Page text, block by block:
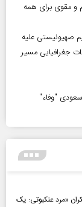
سریع، سالم و مقوی برای همه
صهیونیستی علیه
جغرافیایی مسیر
"وفاء"
«مرد عنکبوتی: یک